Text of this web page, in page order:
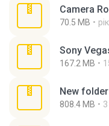
Camera
70.5 MB
Sony
167.2 MB
New
808.4 MB